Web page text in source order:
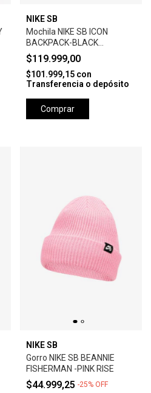
NIKE SB
Mochila NIKE SB ICON
BACKPACK-BLACK
ANTHRACITE
$119.999,00
$101.999,15 con
Transferencia o depósito
Comprar
NIKE SB
Gorro NIKE SB BEANNIE
FISHERMAN -PINK RISE
$44.999,25 -25% OFF